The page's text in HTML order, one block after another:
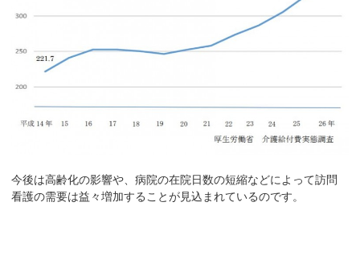
今後は高齢化の影響や、病院の在院日数の短縮などによって訪問
看護の需要は益々増加することが見込まれているのです。